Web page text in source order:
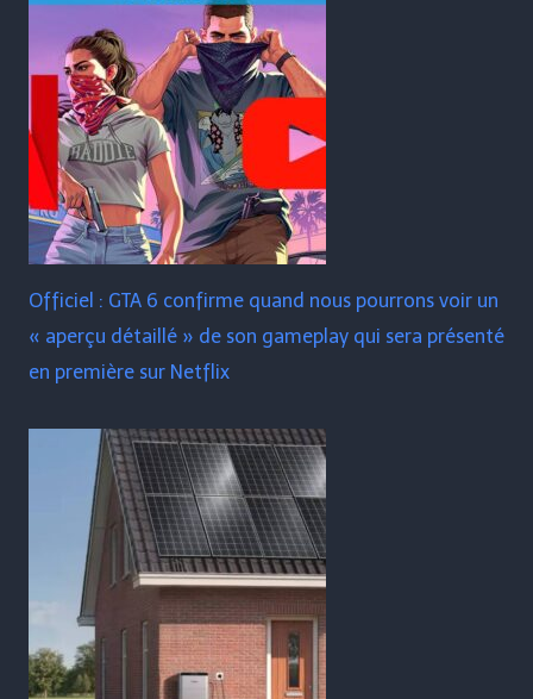
Officiel : GTA 6 confirme quand nous pourrons voir un
« aperçu détaillé » de son gameplay qui sera présenté
en première sur Netflix